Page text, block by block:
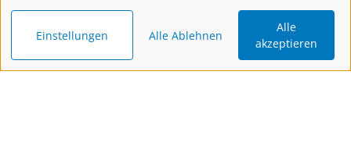
Einstellungen Alle Ablehnen
Alle
akzeptieren